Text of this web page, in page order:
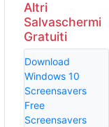
Altri
Salvaschermi
Gratuiti
Download
Windows 10
Screensavers
Free
Screensavers